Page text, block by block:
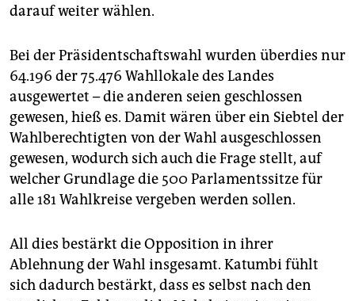
darauf weiter wählen.
Bei der Präsidentschaftswahl wurden überdies nur
64.196 der 75.476 Wahllokale des Landes
ausgewertet – die anderen seien geschlossen
gewesen, hieß es. Damit wären über ein Siebtel der
Wahlberechtigten von der Wahl ausgeschlossen
gewesen, wodurch sich auch die Frage stellt, auf
welcher Grundlage die 500 Parlamentssitze für
alle 181 Wahlkreise vergeben werden sollen.
All dies bestärkt die Opposition in ihrer
Ablehnung der Wahl insgesamt. Katumbi fühlt
sich dadurch bestärkt, dass es selbst nach den